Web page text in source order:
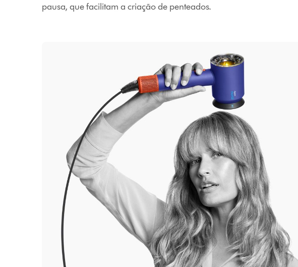
pausa, que facilitam a criação de penteados.